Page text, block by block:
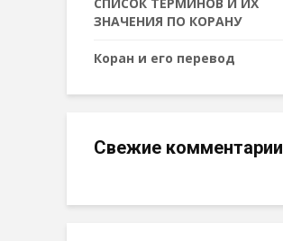
ЗНАЧЕНИЯ ПО КОРАНУ
Коран и его перевод
Свежие комментарии